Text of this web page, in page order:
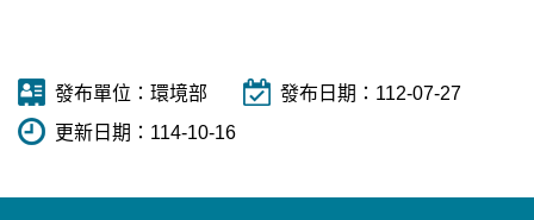
發布單位： 環境部 發布日期： 112-07-27
更新日期： 114-10-16